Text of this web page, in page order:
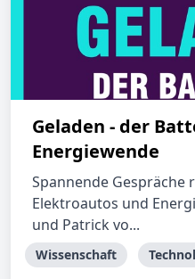
Geladen - der
Energiewende
Spannende Gespräche
Elektroautos und
und Patrick vo...
Wissenschaft